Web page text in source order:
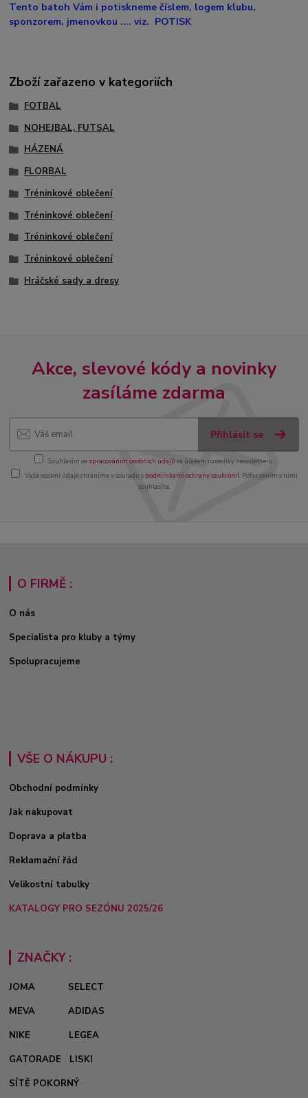
Tento batoh Vám i potiskneme číslem, logem klubu,
sponzorem, jmenovkou .... viz. POTISK
Zboží zařazeno v kategoriích
FOTBAL
NOHEJBAL, FUTSAL
HÁZENÁ
FLORBAL
Tréninkové oblečení
Tréninkové oblečení
Tréninkové oblečení
Tréninkové oblečení
Hráčské sady a dresy
Akce, slevové kódy a novinky
zasíláme zdarma
Přihlásit se
Souhlasím se zpracováním osobních údajůza účelem rozesílky newsletteru.
Vaše osobní údaje chráníme v souladu s podmínkami ochrany soukromí. Potvrzením s nimi
souhlasíte.
O FIRMĚ :
O nás
Specialista pro kluby a týmy
Spolupracujeme
VŠE O NÁKUPU :
Obchodní podmínky
Jak nakupovat
Doprava a platba
Reklamační řád
Velikostní tabulky
KATALOGY PRO SEZÓNU 2025/26
ZNAČKY :
JOMA
SELECT
MEVA
ADIDAS
NIKE
LEGEA
GATORADE
LISKI
SÍTĚ POKORNÝ